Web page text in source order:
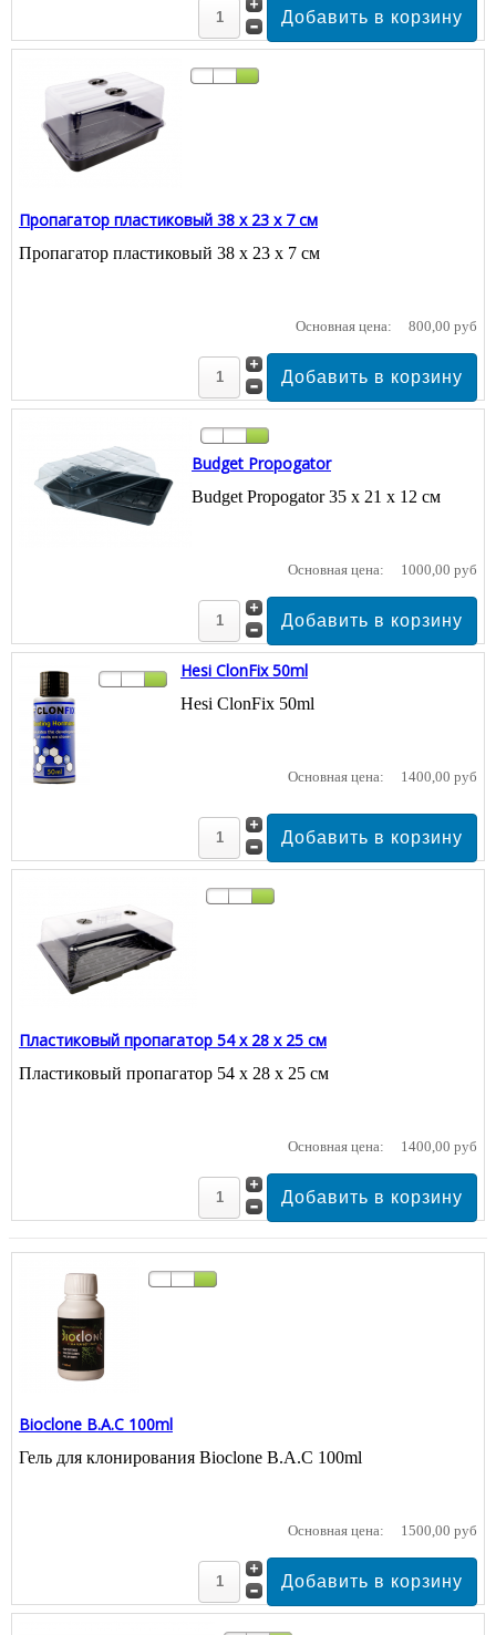
Пропагатор пластиковый 38 х 23 х 7 см
Пропагатор пластиковый 38 х 23 х 7 см
Основная цена: 800,00 руб
Budget Propogator
Budget Propogator 35 х 21 х 12 см
Основная цена: 1000,00 руб
Hesi ClonFix 50ml
Hesi ClonFix 50ml
Основная цена: 1400,00 руб
Пластиковый пропагатор 54 х 28 х 25 см
Пластиковый пропагатор 54 х 28 х 25 см
Основная цена: 1400,00 руб
Bioclone B.A.C 100ml
Гель для клонирования Bioclone B.A.C 100ml
Основная цена: 1500,00 руб